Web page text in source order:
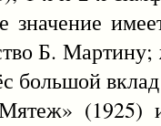
Б.
большой
(1925)